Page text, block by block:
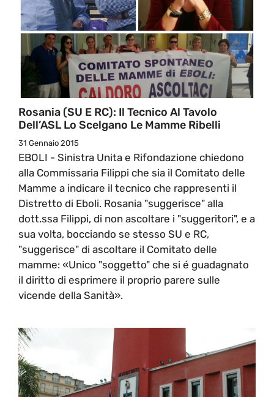
Rosania (SU E RC): Il Tecnico Al Tavolo
Dell’ASL Lo Scelgano Le Mamme Ribelli
31 Gennaio 2015
EBOLI - Sinistra Unita e Rifondazione chiedono
alla Commissaria Filippi che sia il Comitato delle
Mamme a indicare il tecnico che rappresenti il
Distretto di Eboli. Rosania "suggerisce" alla
dott.ssa Filippi, di non ascoltare i "suggeritori", e a
sua volta, bocciando se stesso SU e RC,
"suggerisce" di ascoltare il Comitato delle
mamme: «Unico "soggetto" che si é guadagnato
il diritto di esprimere il proprio parere sulle
vicende della Sanità».